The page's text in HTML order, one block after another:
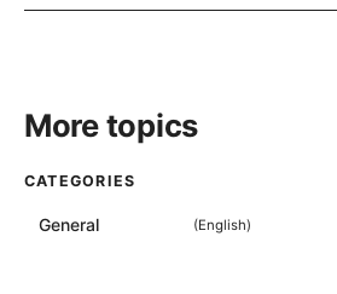
More topics
CATEGORIES
General (English)